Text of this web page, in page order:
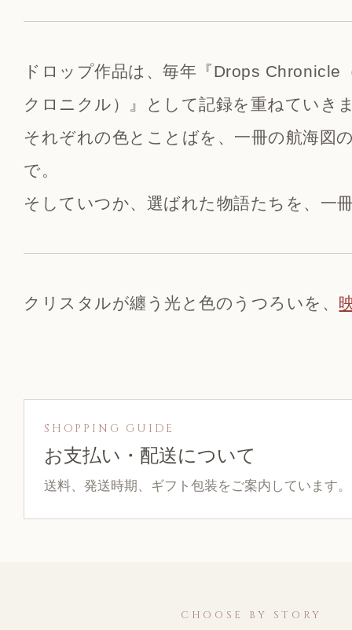
ドロップ作品は、毎年『Drops Chronicle
クロニクル）』として記録を重ねていき
それぞれの色とことばを、一冊の航海図
で。
そしていつか、選ばれた物語たちを、一
クリスタルが纏う光と色のうつろいを、
SHOPPING GUIDE
お支払い・配送について
送料、発送時期、ギフト包装をご案内しています。
CHOOSE BY STORY